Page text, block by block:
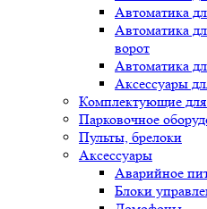
Автоматика
Автоматика
ворот
Автоматика
Аксессуары
Комплектующие для
Парковочное
Пульты, брелоки
Аксессуары
Аварийное
Блоки